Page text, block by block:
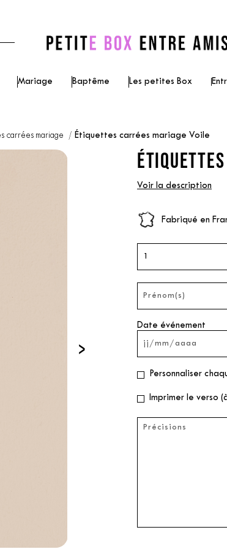
Mariage Baptême Les petites Box
carrées mariage Étiquettes carrées mariage Voile
›
Voir la description
Fabriqué en
Date événement
Personnaliser
Imprimer le verso